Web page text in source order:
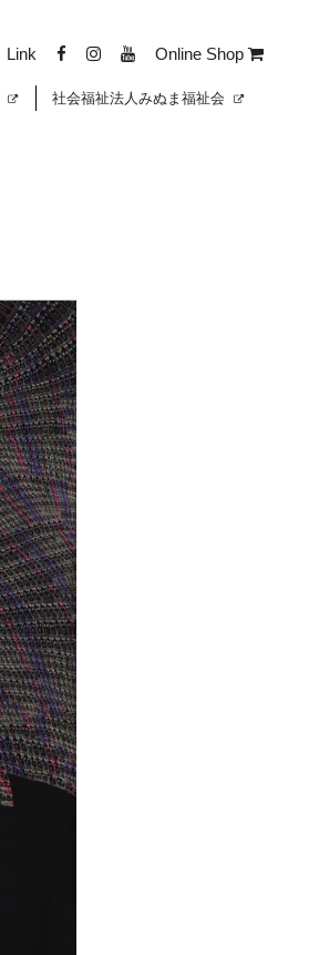
Link Online Shop
社会福祉法人みぬま福祉会